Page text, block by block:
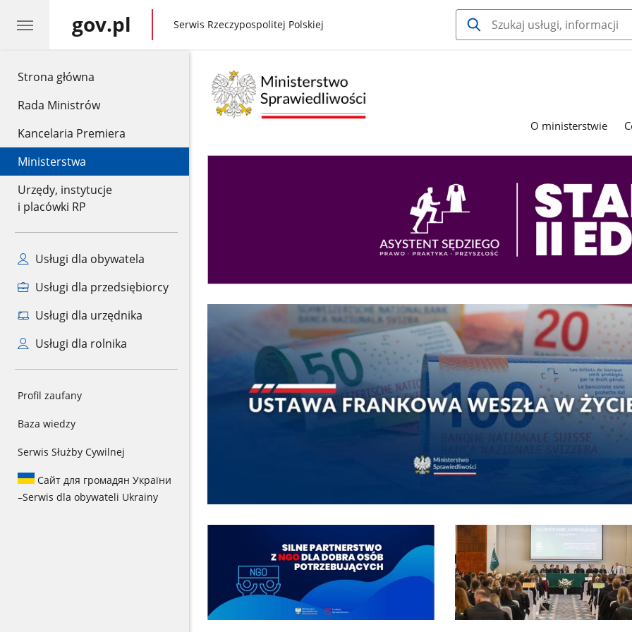
Strona główna
Rada Ministrów
Kancelaria Premiera
Ministerstwa
Urzędy, instytucje
i placówki RP
Usługi dla obywatela
Usługi dla przedsiębiorcy
Usługi dla urzędnika
Usługi dla rolnika
Profil zaufany
Baza wiedzy
Serwis Służby Cywilnej
Сайт для громадян України
–Serwis dla obywateli Ukrainy
gov.pl gov.pl
Serwis Rzeczypospolitej Polskiej
O ministerstwie